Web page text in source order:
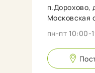
п.Дорохово,
Московская
пн-пт 10:00-